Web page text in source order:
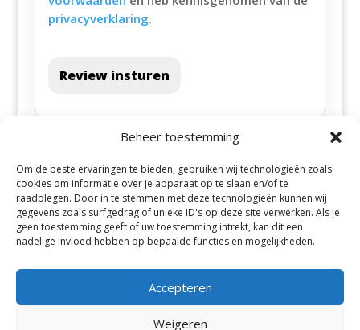
Beheer toestemming
Om de beste ervaringen te bieden, gebruiken wij technologieën zoals
cookies om informatie over je apparaat op te slaan en/of te
raadplegen. Door in te stemmen met deze technologieën kunnen wij
gegevens zoals surfgedrag of unieke ID's op deze site verwerken. Als je
geen toestemming geeft of uw toestemming intrekt, kan dit een
nadelige invloed hebben op bepaalde functies en mogelijkheden.
Accepteren
Weigeren
privacyverklaring.
Review insturen
Alle steden